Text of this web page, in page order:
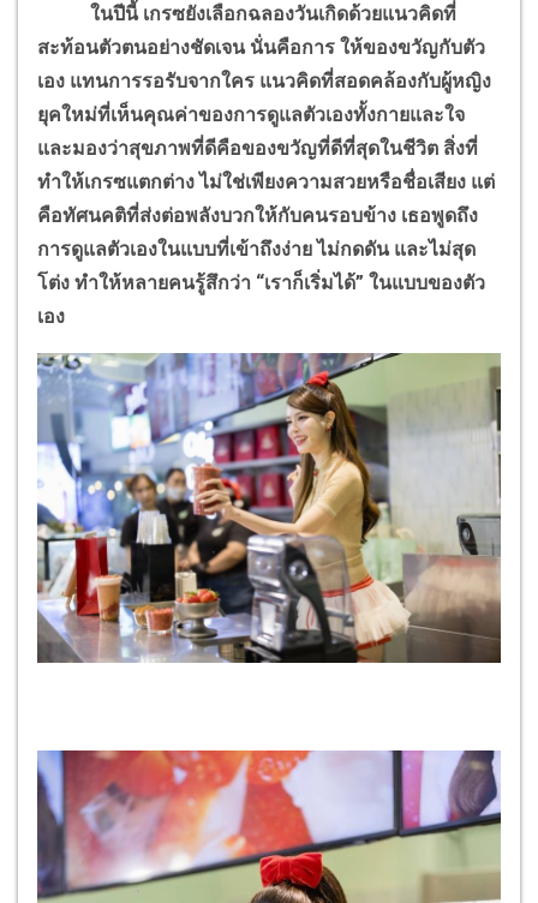
ในปีนี้ เกรซยังเลือกฉลองวันเกิดด้วยแนวคิดที่
สะท้อนตัวตนอย่างชัดเจน นั่นคือการ ให้ของขวัญกับตัว
เอง แทนการรอรับจากใคร แนวคิดที่สอดคล้องกับผู้หญิง
ยุคใหม่ที่เห็นคุณค่าของการดูแลตัวเองทั้งกายและใจ
และมองว่าสุขภาพที่ดีคือของขวัญที่ดีที่สุดในชีวิต สิ่งที่
ทำให้เกรซแตกต่าง ไม่ใช่เพียงความสวยหรือชื่อเสียง แต่
คือทัศนคติที่ส่งต่อพลังบวกให้กับคนรอบข้าง เธอพูดถึง
การดูแลตัวเองในแบบที่เข้าถึงง่าย ไม่กดดัน และไม่สุด
โต่ง ทำให้หลายคนรู้สึกว่า “เราก็เริ่มได้” ในแบบของตัว
เอง